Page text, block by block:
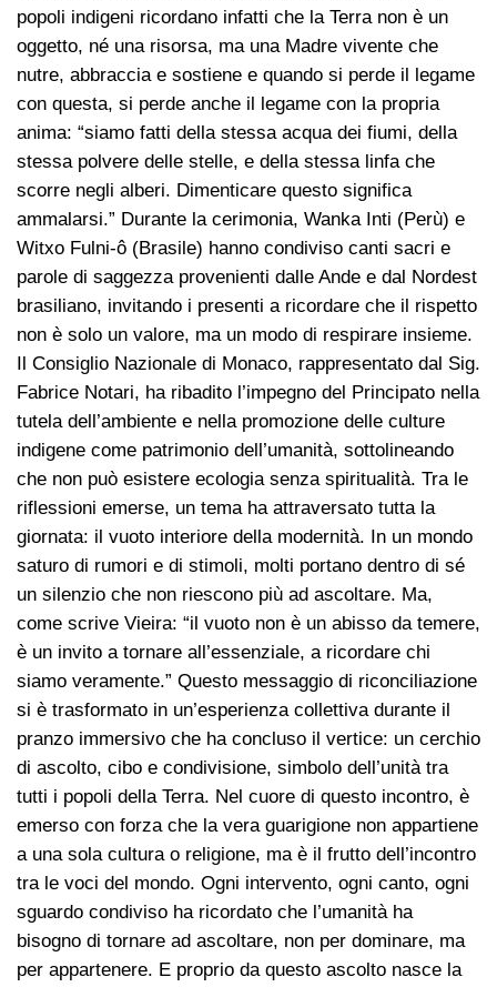
popoli indigeni ricordano infatti che la Terra non è un
oggetto, né una risorsa, ma una Madre vivente che
nutre, abbraccia e sostiene e quando si perde il legame
con questa, si perde anche il legame con la propria
anima: “siamo fatti della stessa acqua dei fiumi, della
stessa polvere delle stelle, e della stessa linfa che
scorre negli alberi. Dimenticare questo significa
ammalarsi.” Durante la cerimonia, Wanka Inti (Perù) e
Witxo Fulni-ô (Brasile) hanno condiviso canti sacri e
parole di saggezza provenienti dalle Ande e dal Nordest
brasiliano, invitando i presenti a ricordare che il rispetto
non è solo un valore, ma un modo di respirare insieme.
Il Consiglio Nazionale di Monaco, rappresentato dal Sig.
Fabrice Notari, ha ribadito l’impegno del Principato nella
tutela dell’ambiente e nella promozione delle culture
indigene come patrimonio dell’umanità, sottolineando
che non può esistere ecologia senza spiritualità. Tra le
riflessioni emerse, un tema ha attraversato tutta la
giornata: il vuoto interiore della modernità. In un mondo
saturo di rumori e di stimoli, molti portano dentro di sé
un silenzio che non riescono più ad ascoltare. Ma,
come scrive Vieira: “il vuoto non è un abisso da temere,
è un invito a tornare all’essenziale, a ricordare chi
siamo veramente.” Questo messaggio di riconciliazione
si è trasformato in un’esperienza collettiva durante il
pranzo immersivo che ha concluso il vertice: un cerchio
di ascolto, cibo e condivisione, simbolo dell’unità tra
tutti i popoli della Terra. Nel cuore di questo incontro, è
emerso con forza che la vera guarigione non appartiene
a una sola cultura o religione, ma è il frutto dell’incontro
tra le voci del mondo. Ogni intervento, ogni canto, ogni
sguardo condiviso ha ricordato che l’umanità ha
bisogno di tornare ad ascoltare, non per dominare, ma
per appartenere. E proprio da questo ascolto nasce la